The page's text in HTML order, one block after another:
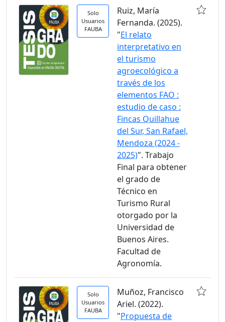
Solo
Usuarios
FAUBA
Ruiz, María
Fernanda. (2025).
"El relato
interpretativo en
el turismo
agroecológico a
través de los
elementos FAO :
estudio de caso :
Fincas Quillahue
del Sur, San Rafael,
Mendoza (2024 -
2025)". Trabajo
Final para obtener
el grado de
Técnico en
Turismo Rural
otorgado por la
Universidad de
Buenos Aires.
Facultad de
Agronomía.
Solo
Usuarios
FAUBA
Muñoz, Francisco
Ariel. (2022).
"Propuesta de